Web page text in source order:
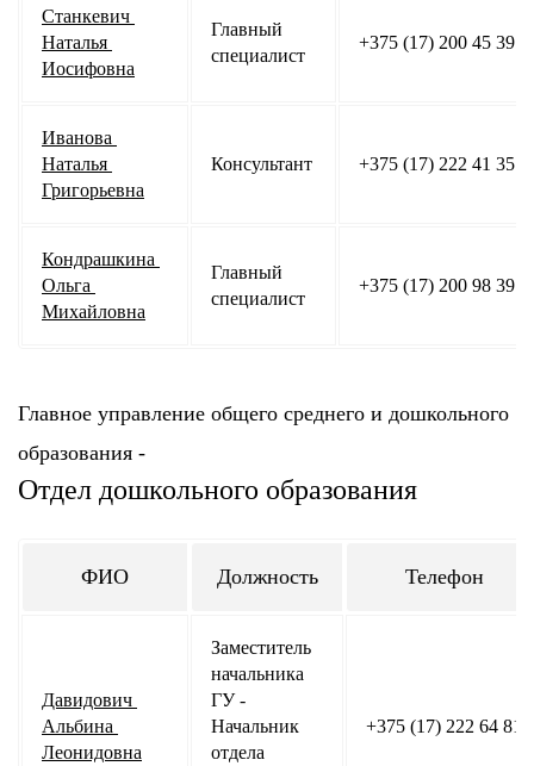
Станкевич
Наталья
Иосифовна
Главный
специалист
+375 (17) 200 45 39
Иванова
Наталья
Григорьевна
Консультант +375 (17) 222 41 35
Кондрашкина
Ольга
Михайловна
Главный
специалист
+375 (17) 200 98 39
Главное управление общего среднего и дошкольного
образования -
Отдел дошкольного образования
ФИО Должность Телефон
Давидович
Альбина
Леонидовна
Заместитель
начальника
ГУ -
Начальник
отдела
+375 (17) 222 64 81